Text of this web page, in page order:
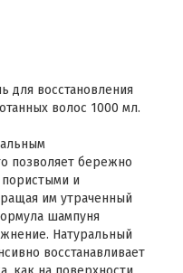
для восстановления
волос 1000 мл.
позволяет бережно
и
им утраченный
шампуня
Натуральный
восстанавливает